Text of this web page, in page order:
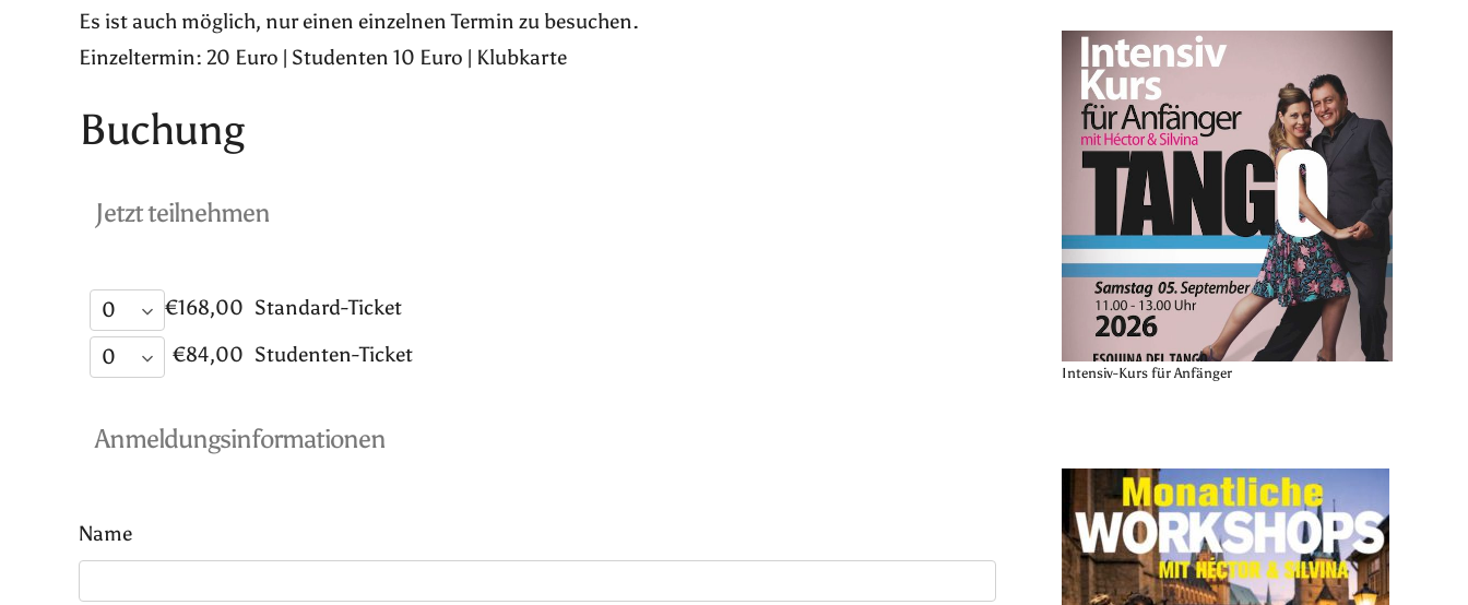
Es ist auch möglich, nur einen einzelnen Termin zu besuchen.
Einzeltermin: 20 Euro | Studenten 10 Euro | Klubkarte
Buchung
Jetzt teilnehmen
€168,00 Standard-Ticket
€84,00 Studenten-Ticket
Anmeldungsinformationen
Name
Intensiv-Kurs für Anfänger